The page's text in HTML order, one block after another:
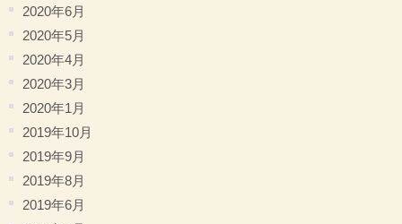
2020年6月
2020年5月
2020年4月
2020年3月
2020年1月
2019年10月
2019年9月
2019年8月
2019年6月